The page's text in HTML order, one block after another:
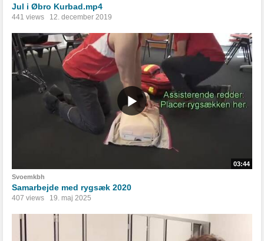
Jul i Øbro Kurbad.mp4
441 views 12. december 2019
03:44
Svoemkbh
Samarbejde med rygsæk 2020
407 views 19. maj 2025